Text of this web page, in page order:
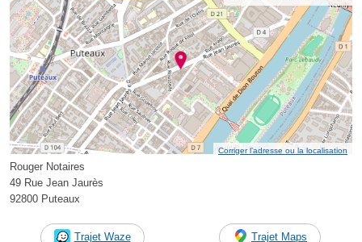
Corriger l’adresse ou la localisation
Rouger Notaires
49 Rue Jean Jaurès
92800 Puteaux
Trajet Waze Trajet Maps